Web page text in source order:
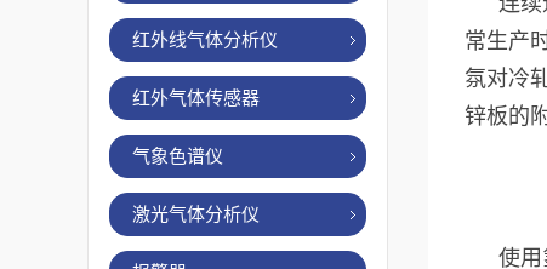
红外线气体分析仪
红外气体传感器
气象色谱仪
激光气体分析仪
常生产
氛对冷
锌板的
使用